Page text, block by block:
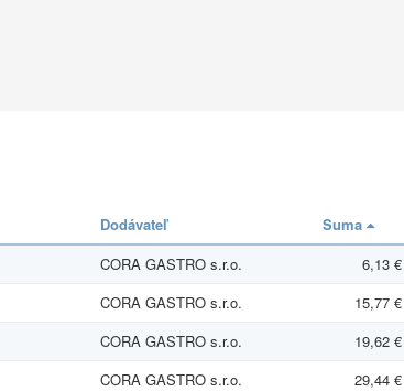
Dodávateľ Suma
CORA GASTRO s.r.o. 6,13 €
CORA GASTRO s.r.o. 15,77 €
CORA GASTRO s.r.o. 19,62 €
CORA GASTRO s.r.o. 29,44 €